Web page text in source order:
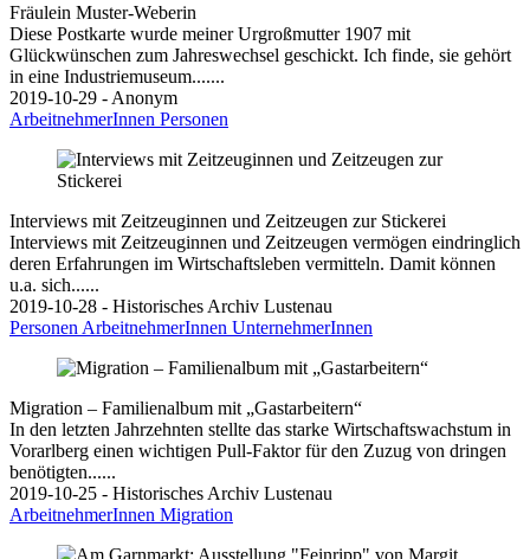
Fräulein Muster-Weberin
Diese Postkarte wurde meiner Urgroßmutter 1907 mit
Glückwünschen zum Jahreswechsel geschickt. Ich finde, sie gehört
in eine Industriemuseum.......
2019-10-29 - Anonym
ArbeitnehmerInnen Personen
Interviews mit Zeitzeuginnen und Zeitzeugen zur Stickerei
Interviews mit Zeitzeuginnen und Zeitzeugen vermögen eindringlich
deren Erfahrungen im Wirtschaftsleben vermitteln. Damit können
u.a. sich......
2019-10-28 - Historisches Archiv Lustenau
Personen ArbeitnehmerInnen UnternehmerInnen
Migration – Familienalbum mit „Gastarbeitern“
In den letzten Jahrzehnten stellte das starke Wirtschaftswachstum in
Vorarlberg einen wichtigen Pull-Faktor für den Zuzug von dringen
benötigten......
2019-10-25 - Historisches Archiv Lustenau
ArbeitnehmerInnen Migration